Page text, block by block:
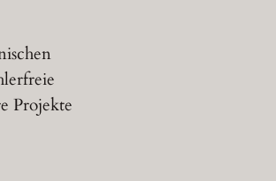
Projekte